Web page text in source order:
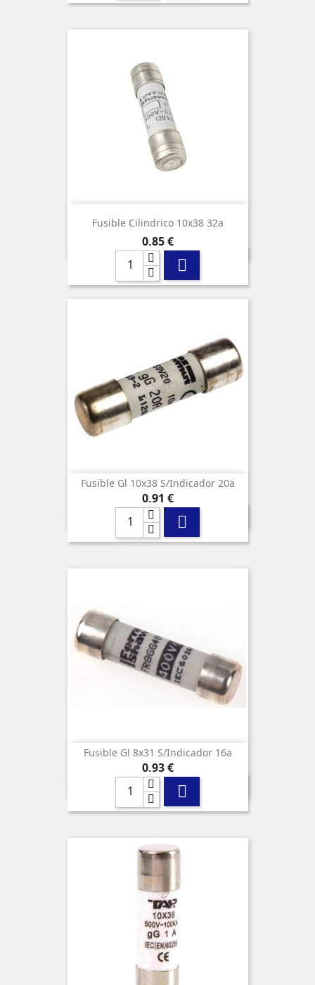
Fusible Cilindrico 10x38 32a
Precio
0,85 €

Fusible Gl 10x38 S/indicador 20a
Precio
0,91 €

Fusible Gl 8x31 S/indicador 16a
Precio
0,93 €
